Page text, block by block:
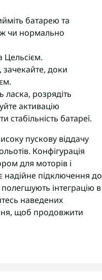
батарею та
чи нормально
Цельсієм.
доки
ласка, розрядіть
активацію
батареї.
пускову віддачу
Конфігурація
для моторів і
надійне підключення до
інтеграцію в
наведених
щоб продовжити